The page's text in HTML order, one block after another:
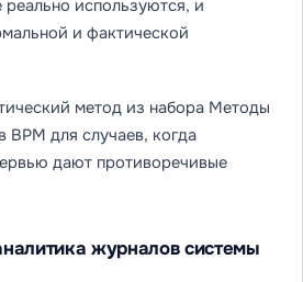
используются, и
и фактической
метод из набора Методы
для случаев, когда
дают противоречивые
журналов системы